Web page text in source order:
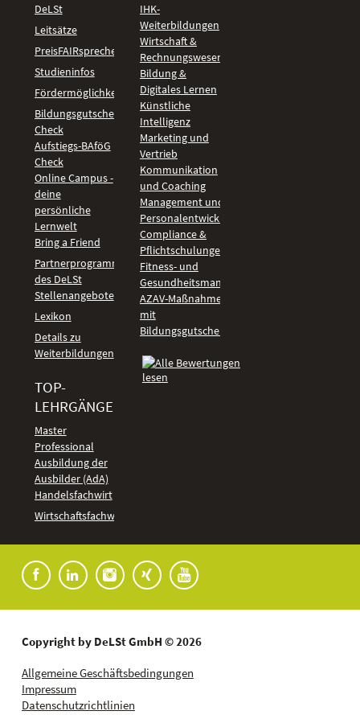
DeLSt
Leitsätze
PreisFAIRsprechen
Studieninfos
Fördermöglichkeiten
Bildungsgutschein
Check
Aufstiegs-BAföG
Check
Online Campus -
deine
persönliche
Lernwelt
Bring a Friend
Partnerprogramm
des DeLSt
Stellenangebote
Lexikon
Details zu
Weiterbildungen
TOP-
LEHRGÄNGE
Master
Professional
Ausbildung der
Ausbilder (AdA)
Handelsfachwirt
Wirtschaftsfachwirt
IHK-
Weiterbildungen
Wirtschaft &
Rechnungswesen
Bildung &
Digitales Lernen
Künstliche
Intelligenz
Marketing und
Vertrieb
Kommunikation
und Coaching
Management und
Personalentwicklung
Compliance &
Pflichtschulungen
Fitness- und
Gesundheitsmanagement
AZAV-Maßnahmen
mit
Bildungsgutschein
Copyright by DeLSt GmbH © 2026
Allgemeine Geschäftsbedingungen
Impressum
Datenschutzrichtlinien